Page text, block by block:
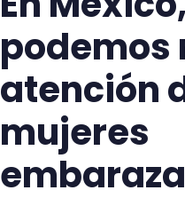
podemos
atención
mujeres